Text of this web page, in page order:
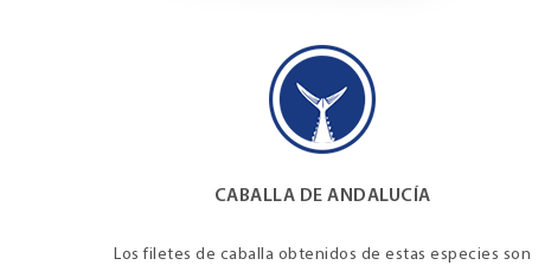
CABALLA DE ANDALUCÍA
Los filetes de caballa obtenidos de estas especies son